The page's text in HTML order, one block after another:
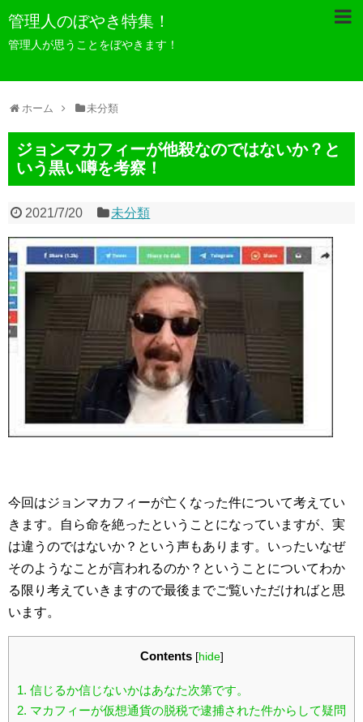
管理人のぼやき特集！
管理人が思うことをぼやきます！
ホーム 未分類
ジョンマカフィーが他殺なのではないか？と
いう黒い噂を考察！
2021/7/20 未分類
今回はジョンマカフィーが亡くなった件について考えてい
きます。自ら命を絶ったということになっていますが、実
は違うのではないか？という声もあります。いったいなぜ
そのようなことが言われるのか？ということについてわか
る限り考えていきますので最後までご覧いただければと思
います。
Contents [hide]
1. 信じるか信じないかはあなた次第です。
2. マカフィーが仮想通貨の脱税で逮捕された件からして疑問